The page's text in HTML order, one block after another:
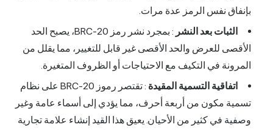
بإنفاق نفس الرمز عدة مرات.
الثبات بعد النشر
: بمجرد نشر رمز BRC-20، يصبح الحد
الأقصى للعرض والحد الأقصى غير قابل للتغيير، مما يقلل من
المرونة في التكيف مع الاحتياجات أو الظروف المتغيرة.
اتفاقية التسمية المقيدة
: تقتصر رموز BRC-20 على نظام
تسمية مكون من أربعة أحرف، مما يؤدي إلى أسماء عامة وغير
وصفية في كثير من الأحيان. يعيق هذا القيد إنشاء علامة تجارية